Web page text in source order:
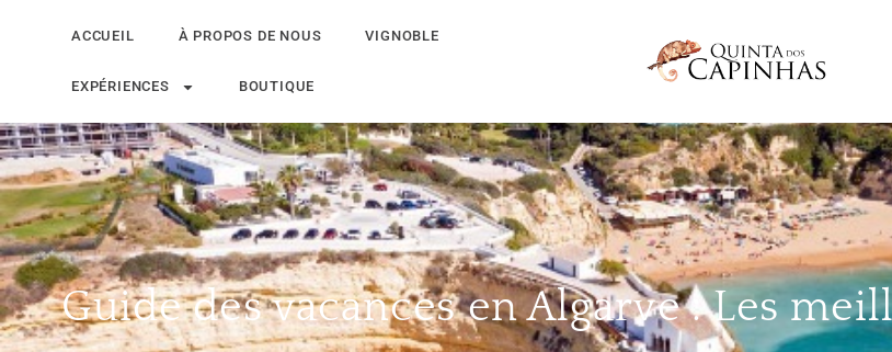
ACCUEIL À PROPOS DE NOUS VIGNOBLE
EXPÉRIENCES BOUTIQUE
Guide des vacances en Algarve : Les